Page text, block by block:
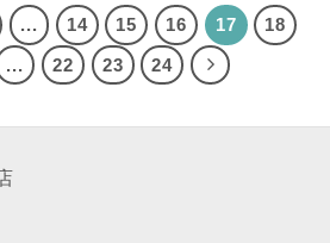
... 14 15 16 17
18
... 22 23 24